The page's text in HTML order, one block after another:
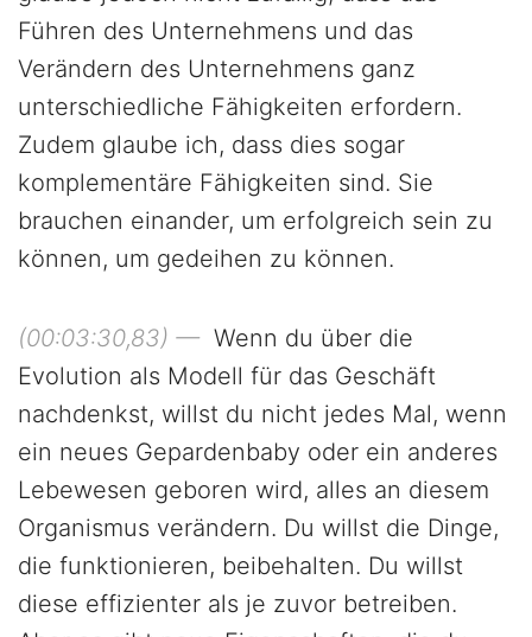
Führen des Unternehmens und das
Verändern des Unternehmens ganz
unterschiedliche Fähigkeiten erfordern.
Zudem glaube ich, dass dies sogar
komplementäre Fähigkeiten sind. Sie
brauchen einander, um erfolgreich sein zu
können, um gedeihen zu können.
(00:03:30,83) —Wenn du über die
Evolution als Modell für das Geschäft
nachdenkst, willst du nicht jedes Mal, wenn
ein neues Gepardenbaby oder ein anderes
Lebewesen geboren wird, alles an diesem
Organismus verändern. Du willst die Dinge,
die funktionieren, beibehalten. Du willst
diese effizienter als je zuvor betreiben.